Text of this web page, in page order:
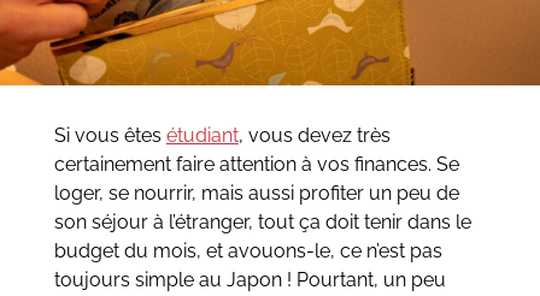
Si vous êtes étudiant, vous devez très
certainement faire attention à vos finances. Se
loger, se nourrir, mais aussi profiter un peu de
son séjour à l’étranger, tout ça doit tenir dans le
budget du mois, et avouons-le, ce n’est pas
toujours simple au Japon ! Pourtant, un peu